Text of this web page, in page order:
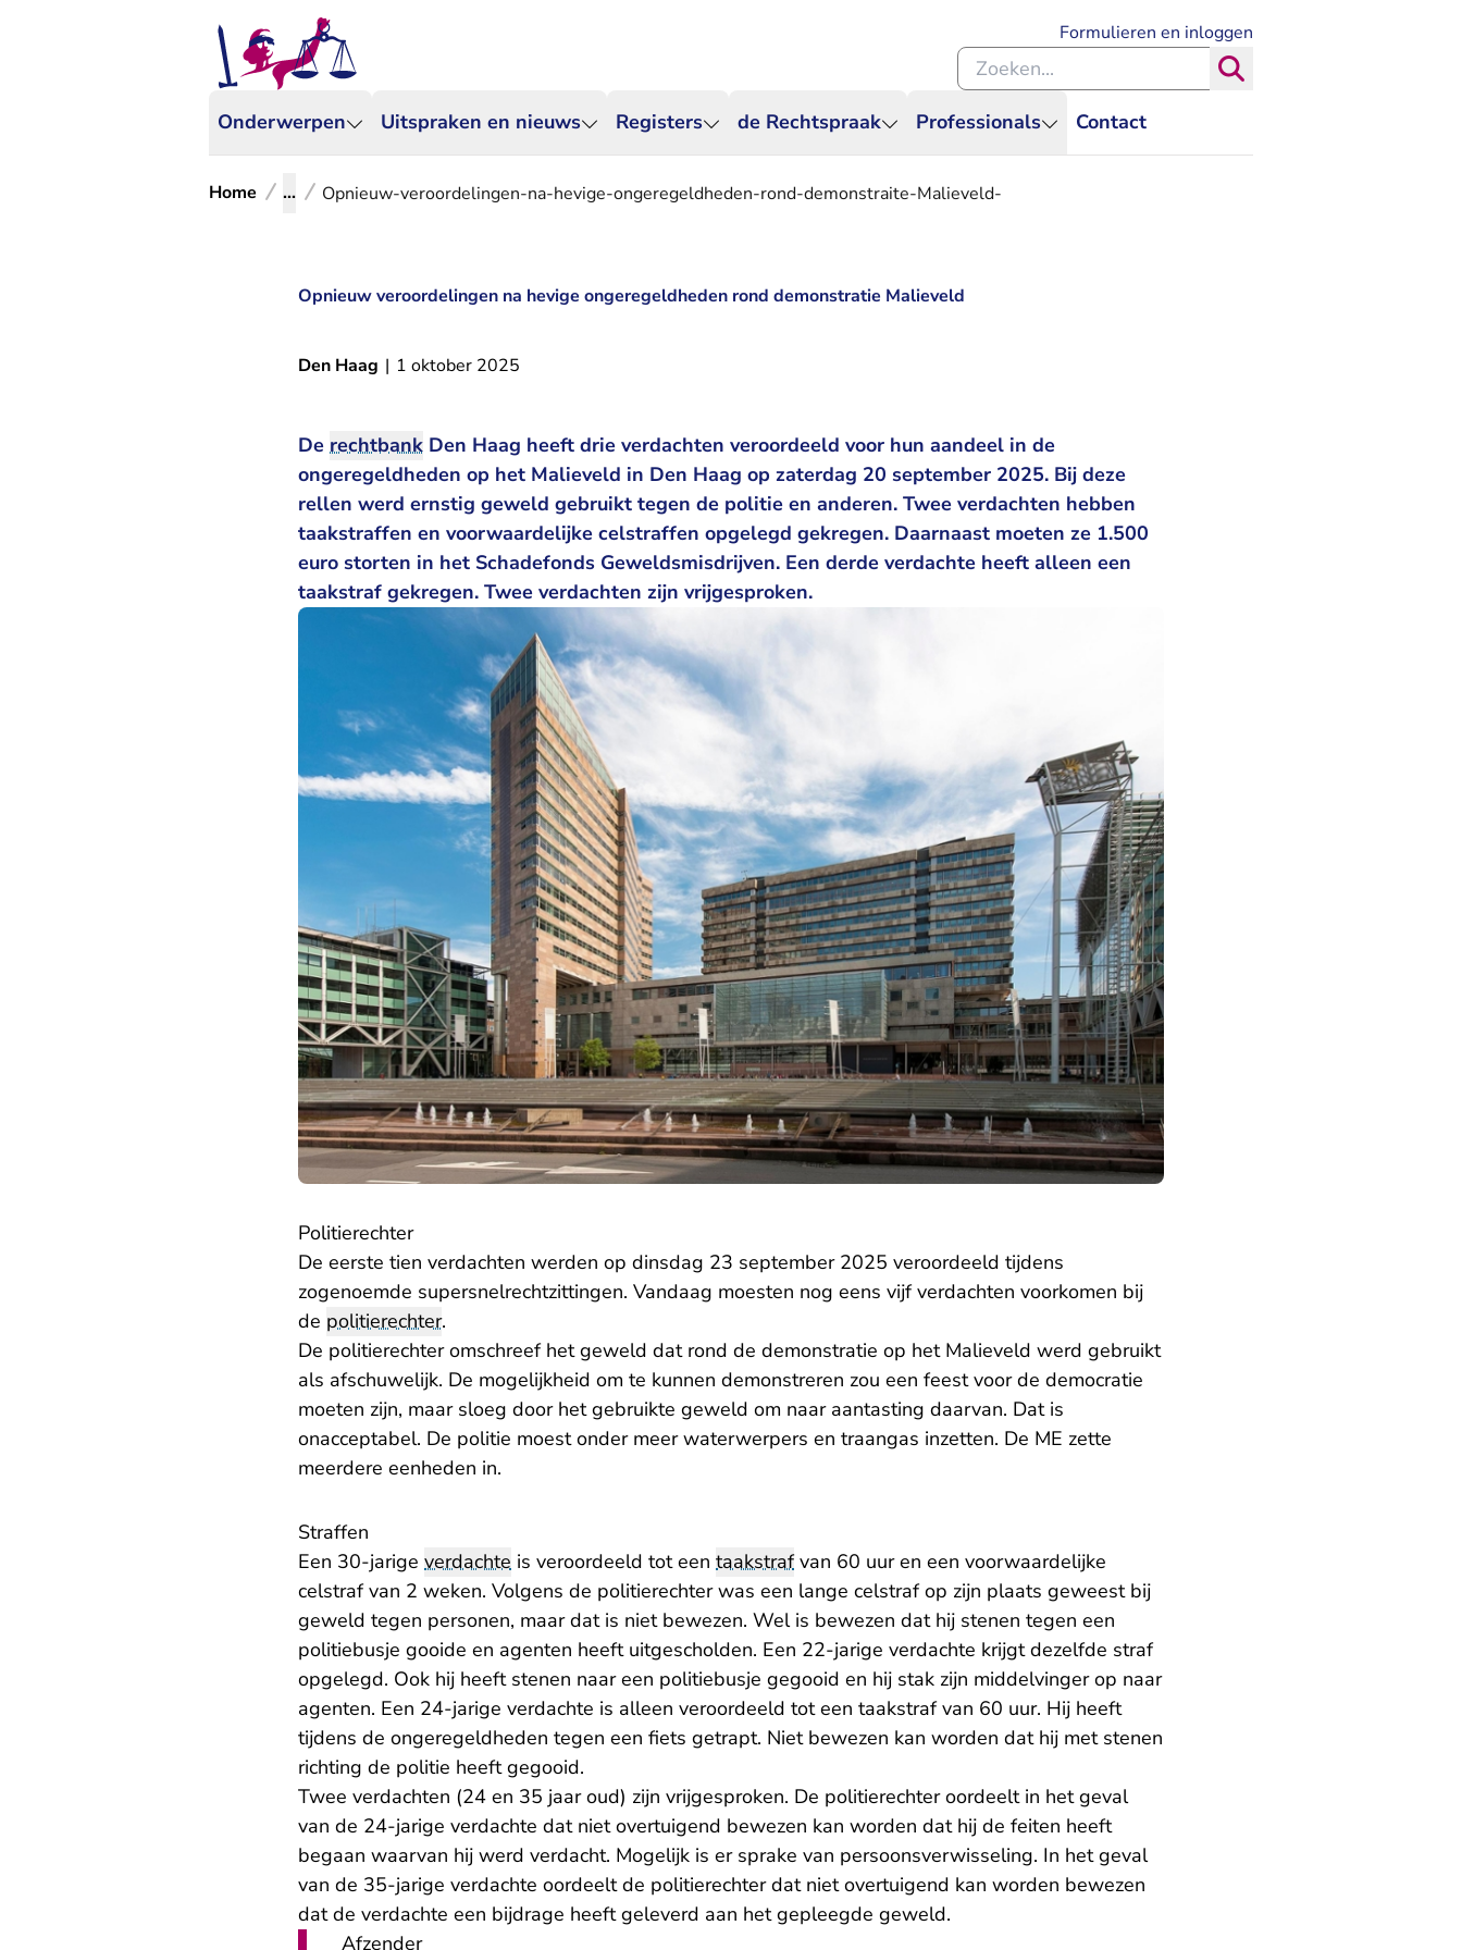
Onderwerpen Uitspraken en nieuws Registers de Rechtspraak Professionals Contact
Formulieren en inloggen
Zoeken binnen de Rechtspraak
Home ... Opnieuw-veroordelingen-na-hevige-ongeregeldheden-rond-demonstraite-Malieveld-
Opnieuw veroordelingen na hevige ongeregeldheden rond demonstratie Malieveld
Den Haag | 1 oktober 2025
De rechtbank Den Haag heeft drie verdachten veroordeeld voor hun aandeel in de
ongeregeldheden op het Malieveld in Den Haag op zaterdag 20 september 2025. Bij deze
rellen werd ernstig geweld gebruikt tegen de politie en anderen. Twee verdachten hebben
taakstraffen en voorwaardelijke celstraffen opgelegd gekregen. Daarnaast moeten ze 1.500
euro storten in het Schadefonds Geweldsmisdrijven. Een derde verdachte heeft alleen een
taakstraf gekregen. Twee verdachten zijn vrijgesproken.
Politierechter
De eerste tien verdachten werden op dinsdag 23 september 2025 veroordeeld tijdens
zogenoemde supersnelrechtzittingen. Vandaag moesten nog eens vijf verdachten voorkomen bij
de politierechter.
De politierechter omschreef het geweld dat rond de demonstratie op het Malieveld werd gebruikt
als afschuwelijk. De mogelijkheid om te kunnen demonstreren zou een feest voor de democratie
moeten zijn, maar sloeg door het gebruikte geweld om naar aantasting daarvan. Dat is
onacceptabel. De politie moest onder meer waterwerpers en traangas inzetten. De ME zette
meerdere eenheden in.
Straffen
Een 30-jarige verdachte is veroordeeld tot een taakstrafvan 60 uur en een voorwaardelijke
celstraf van 2 weken. Volgens de politierechter was een lange celstraf op zijn plaats geweest bij
geweld tegen personen, maar dat is niet bewezen. Wel is bewezen dat hij stenen tegen een
politiebusje gooide en agenten heeft uitgescholden. Een 22-jarige verdachte krijgt dezelfde straf
opgelegd. Ook hij heeft stenen naar een politiebusje gegooid en hij stak zijn middelvinger op naar
agenten. Een 24-jarige verdachte is alleen veroordeeld tot een taakstraf van 60 uur. Hij heeft
tijdens de ongeregeldheden tegen een fiets getrapt. Niet bewezen kan worden dat hij met stenen
richting de politie heeft gegooid.
Twee verdachten (24 en 35 jaar oud) zijn vrijgesproken. De politierechter oordeelt in het geval
van de 24-jarige verdachte dat niet overtuigend bewezen kan worden dat hij de feiten heeft
begaan waarvan hij werd verdacht. Mogelijk is er sprake van persoonsverwisseling. In het geval
van de 35-jarige verdachte oordeelt de politierechter dat niet overtuigend kan worden bewezen
dat de verdachte een bijdrage heeft geleverd aan het gepleegde geweld.
Afzender